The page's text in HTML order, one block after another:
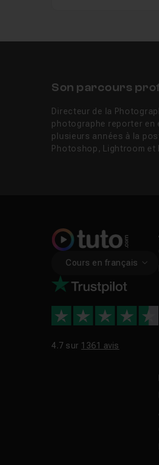
Son parcours
Directeur de la
photographe reporter en
plusieurs années à la
Photoshop, Lightroom
Cours en français
4.7 sur 1361 avis